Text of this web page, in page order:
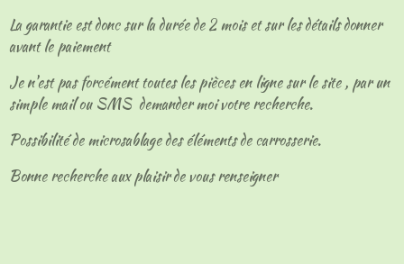
La garantie est donc sur la durée de 2 mois et sur les détails donner
avant le paiement
Je n'est pas forcément toutes les pièces en ligne sur le site , par un
simple mail ou SMS demander moi votre recherche.
Possibilité de microsablage des éléments de carrosserie.
Bonne recherche aux plaisir de vous renseigner